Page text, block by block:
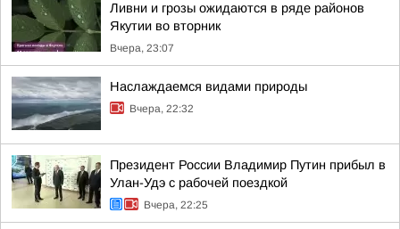
Ливни и грозы ожидаются в ряде районов
Якутии во вторник
Вчера, 23:07
Наслаждаемся видами природы
Вчера, 22:32
Президент России Владимир Путин прибыл в
Улан-Удэ с рабочей поездкой
Вчера, 22:25